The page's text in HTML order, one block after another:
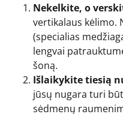
Nekelkite, o
vertikalaus kėlimo.
(specialias
lengvai
šoną.
Išlaikykite tiesią
jūsų nugara turi
sėdmenų